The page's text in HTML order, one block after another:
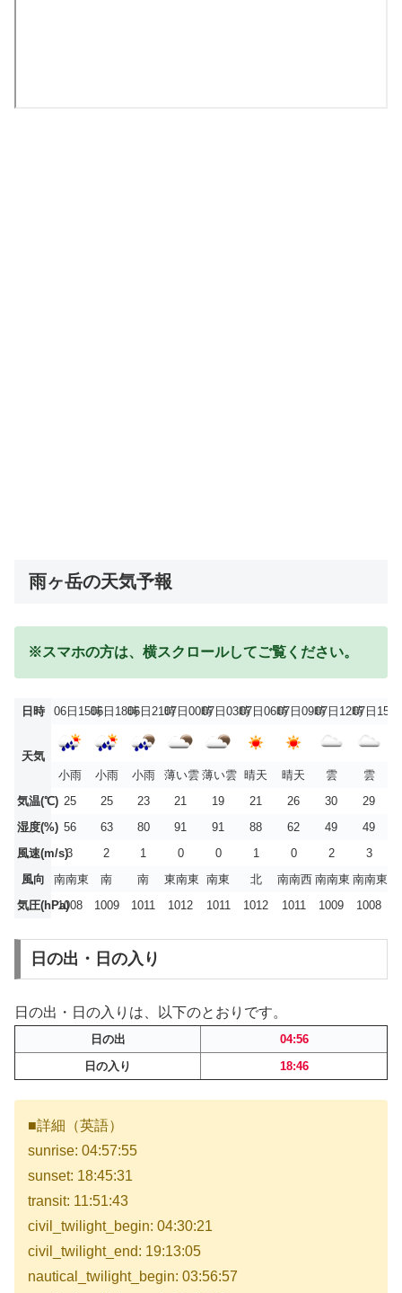
雨ヶ岳の天気予報
※スマホの方は、横スクロールしてご覧ください。
日時 06日15時06日18時06日21時07日00時07日03時07日06時07日09時07日12時07日15時
天気
小雨
小雨 小雨 薄い雲 薄い雲 晴天 晴天 雲
雲
気温(℃) 25 25 23 21 19 21 26 30
29
湿度(%) 56 63 80 91 91 88 62 49
49
風速(m/s)3 2 1 0 0 1 0 2
3
風向
南南東 南 南 東南東 南東 北 南南西 南南東 南南東
気圧(hPa)1008 1009 1011 1012 1011 1012 1011 1009 1008
日の出・日の入り
日の出・日の入りは、以下のとおりです。
日の出
04:56
日の入り
18:46
■詳細（英語）
sunrise: 04:57:55
sunset: 18:45:31
transit: 11:51:43
civil_twilight_begin: 04:30:21
civil_twilight_end: 19:13:05
nautical_twilight_begin: 03:56:57